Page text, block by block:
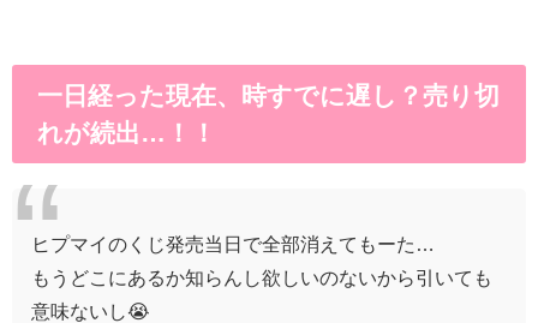
一日経った現在、時すでに遅し？売り切
れが続出…！！
ヒプマイのくじ発売当日で全部消えてもーた…
もうどこにあるか知らんし欲しいのないから引いても
意味ないし😭